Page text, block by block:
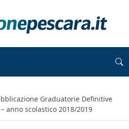
Graduatorie Definitive
anno scolastico 2018/2019